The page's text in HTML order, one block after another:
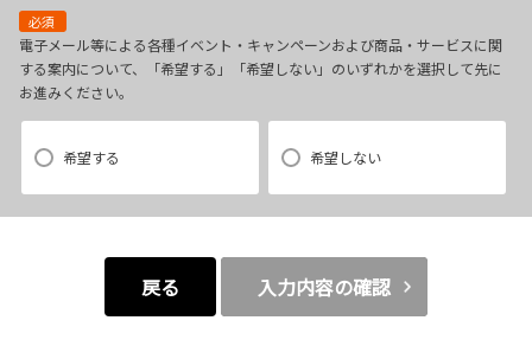
(5)商品の企画・開発あるいはお客様満足向上策などの検討のためのお客
様アンケート調査の実施
【3．推奨環境について】
1.当社の推奨するインターネット環境にてお申込みをお願いします。推奨
それに伴う連絡の不徹底については責任を負いかねますので、あらかじ
いただく場合がございます。
必須
電子メール等による各種イベント・キャンペーンおよび商品・サービスに関
する案内について、「希望する」「希望しない」のいずれかを選択して先に
お進みください。
希望する 希望しない
戻る 入力内容の確認